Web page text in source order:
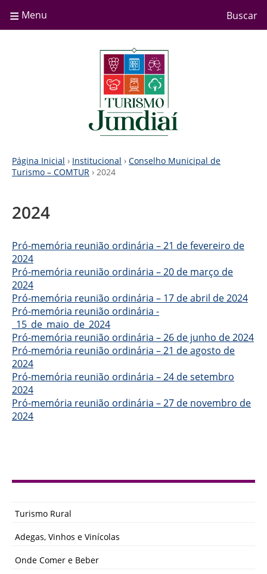
≡ Menu Buscar
Página Inicial › Institucional › Conselho Municipal de
Turismo – COMTUR › 2024
2024
Pró-memória reunião ordinária – 21 de fevereiro de
2024
Pró-memória reunião ordinária – 20 de março de
2024
Pró-memória reunião ordinária – 17 de abril de 2024
Pró-memória reunião ordinária -
_15_de_maio_de_2024
Pró-memória reunião ordinária – 26 de junho de 2024
Pró-memória reunião ordinária – 21 de agosto de
2024
Pró-memória reunião ordinária – 24 de setembro
2024
Pró-memória reunião ordinária – 27 de novembro de
2024
Turismo Rural
Adegas, Vinhos e Vinícolas
Onde Comer e Beber